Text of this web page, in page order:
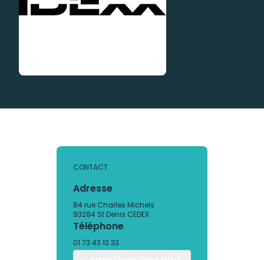
CONTACT
Adresse
84 rue Charles Michels
93284 St Denis CEDEX
Téléphone
01 73 43 13 33